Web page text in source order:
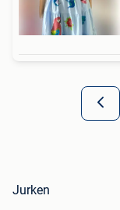
Jurken